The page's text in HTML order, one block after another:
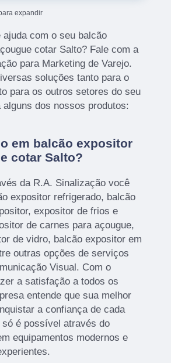
expandir
ajuda com o seu balcão
cotar Salto? Fale com a
para Marketing de Varejo.
soluções tanto para o
para os outros setores do seu
dos nossos produtos:
em balcão expositor
cotar Salto?
da R.A. Sinalização você
expositor refrigerado, balcão
expositor de frios e
de carnes para açougue,
de vidro, balcão expositor em
outras opções de serviços
Visual. Com o
a satisfação a todos os
entende que sua melhor
a confiança de cada
só é possível através do
equipamentos modernos e